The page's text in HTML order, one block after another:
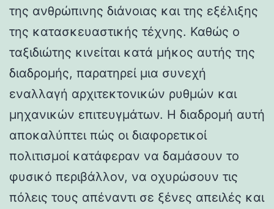
της ανθρώπινης διάνοιας και της εξέλιξης
της κατασκευαστικής τέχνης. Καθώς ο
ταξιδιώτης κινείται κατά μήκος αυτής της
διαδρομής, παρατηρεί μια συνεχή
εναλλαγή αρχιτεκτονικών ρυθμών και
μηχανικών επιτευγμάτων. Η διαδρομή αυτή
αποκαλύπτει πώς οι διαφορετικοί
πολιτισμοί κατάφεραν να δαμάσουν το
φυσικό περιβάλλον, να οχυρώσουν τις
πόλεις τους απέναντι σε ξένες απειλές και